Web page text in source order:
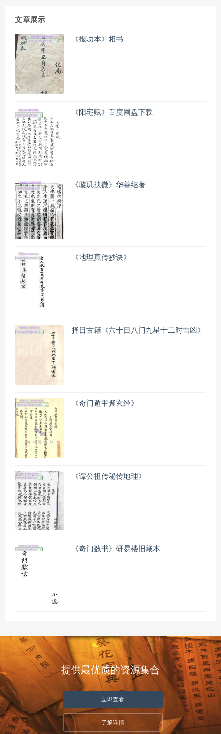
文章展示
《报功本》相书
《阳宅赋》百度网盘下载
《璇玑抉微》华善继著
《地理真传妙诀》
择日古籍《六十日八门九星十二时吉凶》
《奇门遁甲聚玄经》
《谭公祖传秘传地理》
《奇门数书》研易楼旧藏本
提供最优质的资源集合
立即查看
了解详情